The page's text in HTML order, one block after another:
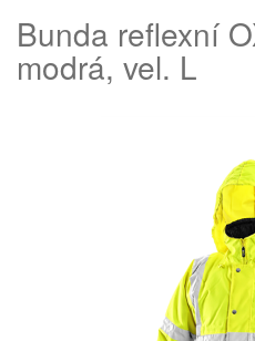
Bunda reflexní
modrá, vel. L